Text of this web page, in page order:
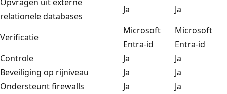
relationele databases
Ja Ja
Verificatie
Microsoft
Entra-id
Microsoft
Entra-id
Controle
Ja
Ja
Beveiliging op rijniveau
Ja
Ja
Ondersteunt firewalls
Ja
Ja